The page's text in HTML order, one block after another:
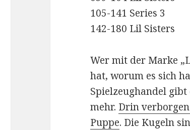
105-141 Series 3
142-180 Lil Sisters
Wer mit der Marke
hat, worum es sich
Spielzeughandel gibt
mehr. Drin
Puppe. Die Kugeln